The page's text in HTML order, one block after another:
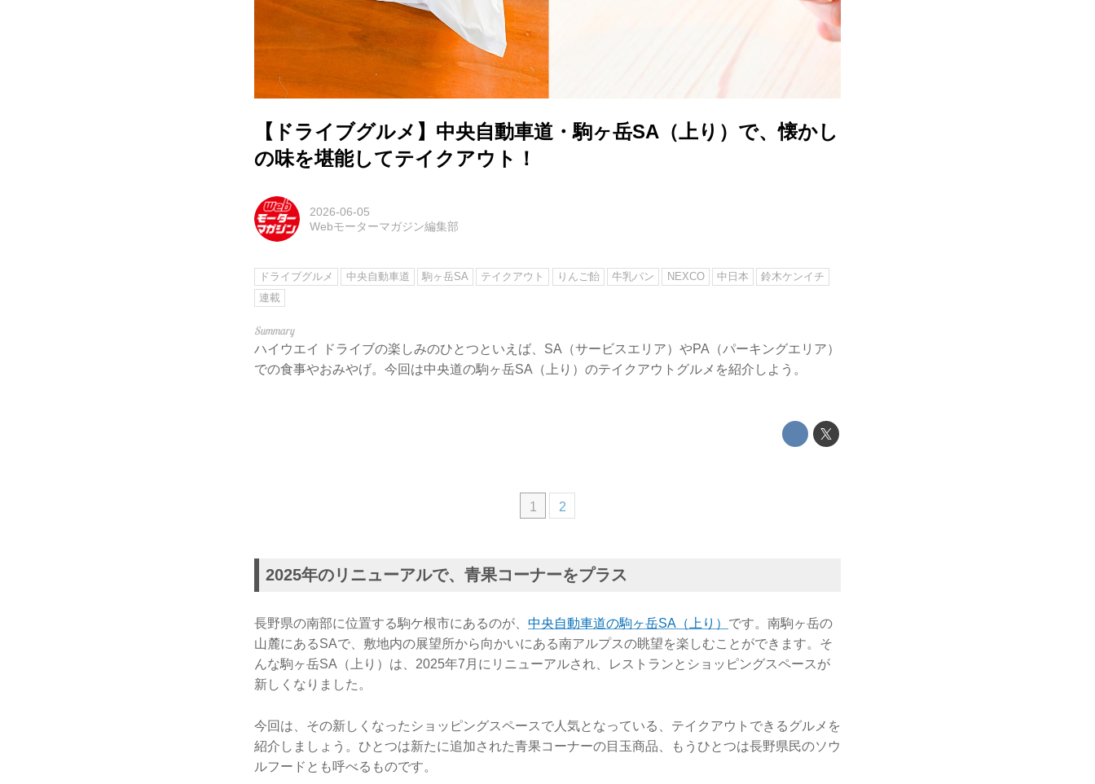
【ドライブグルメ】中央自動車道・駒ヶ岳SA（上り）で、懐かし
の味を堪能してテイクアウト！
2026-06-05
Webモーターマガジン編集部
ドライブグルメ 中央自動車道 駒ヶ岳SA テイクアウト りんご飴 牛乳パン NEXCO 中日本
鈴木ケンイチ
連載
ハイウエイ ドライブの楽しみのひとつといえば、SA（サービスエリア）やPA（パーキングエリア）
での食事やおみやげ。今回は中央道の駒ヶ岳SA（上り）のテイクアウトグルメを紹介しよう。
1 2
2025年のリニューアルで、青果コーナーをプラス
長野県の南部に位置する駒ケ根市にあるのが、 中央自動車道の駒ヶ岳SA（上り） です。南駒ヶ岳の
山麓にあるSAで、敷地内の展望所から向かいにある南アルプスの眺望を楽しむことができます。そ
んな駒ヶ岳SA（上り）は、2025年7月にリニューアルされ、レストランとショッピングスペースが
新しくなりました。
今回は、その新しくなったショッピングスペースで人気となっている、テイクアウトできるグルメを
紹介しましょう。ひとつは新たに追加された青果コーナーの目玉商品、もうひとつは長野県民のソウ
ルフードとも呼べるものです。